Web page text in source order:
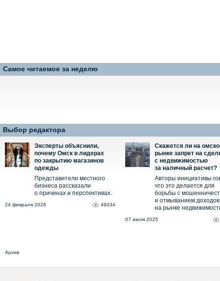
Самое читаемое за неделю
Выбор редактора
Эксперты объяснили,
почему Омск в лидерах
по закрытию магазинов
одежды
Представители местного
бизнеса рассказали
о причинах и перспективах.
24 февраля 2026 49434
Скажется ли на
рынке запрет на
с недвижимостью
за наличный расчет?
Авторы инициативы
что это делается для
борьбы с
и отмыванием доходов
на рынке
07 июля 2025
Архив